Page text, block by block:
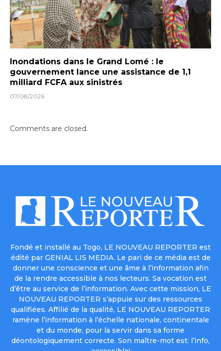
Inondations dans le Grand Lomé : le
gouvernement lance une assistance de 1,1
milliard FCFA aux sinistrés
07/08/2026
Comments are closed.
Fondé et installé au Togo, LE NOUVEAU REPORTER est
édité par GENIAL LIS MEDIA. Le pari de ce média est de
donner une conscience et une âme à l’information afin
de la rendre accessible à nos lecteurs. Sa vocation est
d’être au service de l’information. Avec cette mission, LE
NOUVEAU REPORTER s’appuie sur des ressources
qualifiées. Affilié de la qualité, LE NOUVEAU REPORTER
ramène l’information à l’échelle nationale, continentale
et du monde, pour la servir dans sa forme
déontologiquement correcte. Son maître-mot est: l’info,